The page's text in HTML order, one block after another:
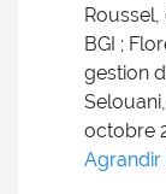
BGI ;
gestion
octobre
Agrandir